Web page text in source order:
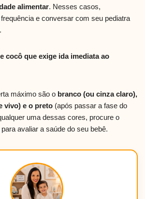
alimentar. Nesses casos,
e conversar com seu pediatra
cocô que exige ida imediata ao
máximo são o branco (ou cinza claro),
vivo) e o preto (após passar a fase do
uma dessas cores, procure o
avaliar a saúde do seu bebê.